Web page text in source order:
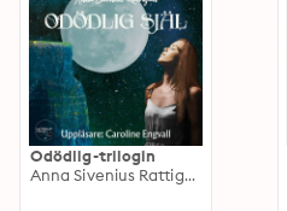
Odödlig-trilogin
Anna Sivenius Rattigan